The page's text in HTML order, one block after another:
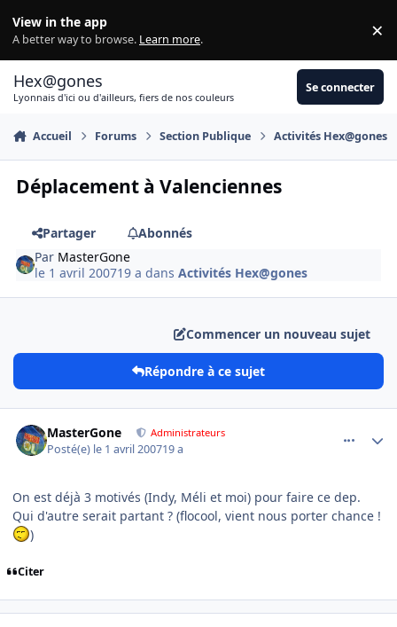
View in the app
A better way to browse. Learn more. ×
Hex@gones
Lyonnais d'ici ou d'ailleurs, fiers de nos couleurs
Se connecter
Accueil Forums Section Publique Activités Hex@gones
Déplacement à Valenciennes
Partager
Abonnés
Par MasterGone
le 1 avril 200719 a dansActivités Hex@gones
Commencer un nouveau sujet
Répondre à ce sujet
MasterGone Administrateurs
Posté(e) le 1 avril 200719 a
On est déjà 3 motivés (Indy, Méli et moi) pour faire ce dep.
Qui d'autre serait partant ? (flocool, vient nous porter chance !
)
Citer